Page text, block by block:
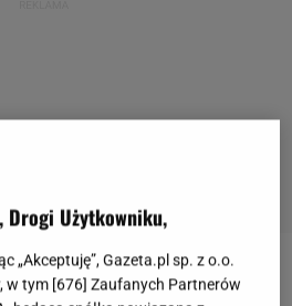
przeszła do historii
Drogi Użytkowniku,
„Akceptuję”, Gazeta.pl sp. z o.o.
w tym [676] Zaufanych Partnerów